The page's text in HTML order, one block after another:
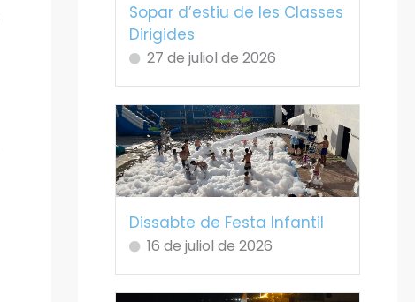
Sopar d’estiu de les Classes
Dirigides
27 de juliol de 2026
Dissabte de Festa Infantil
16 de juliol de 2026